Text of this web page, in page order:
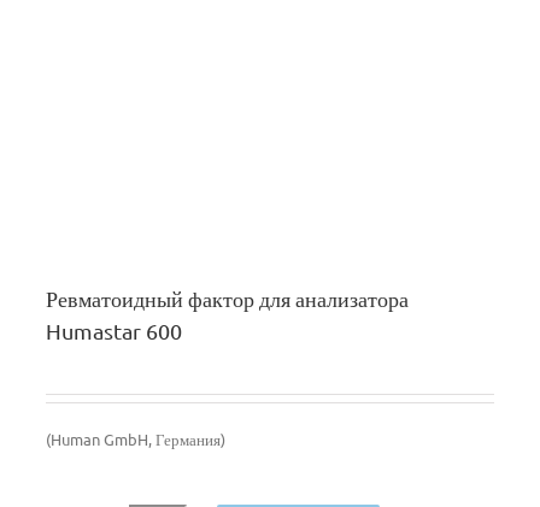
Ревматоидный фактор для анализатора
Humastar 600
(Human GmbH, Германия)